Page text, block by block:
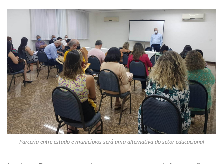
Parceria entre estado e municípios será uma alternativa do setor educacional